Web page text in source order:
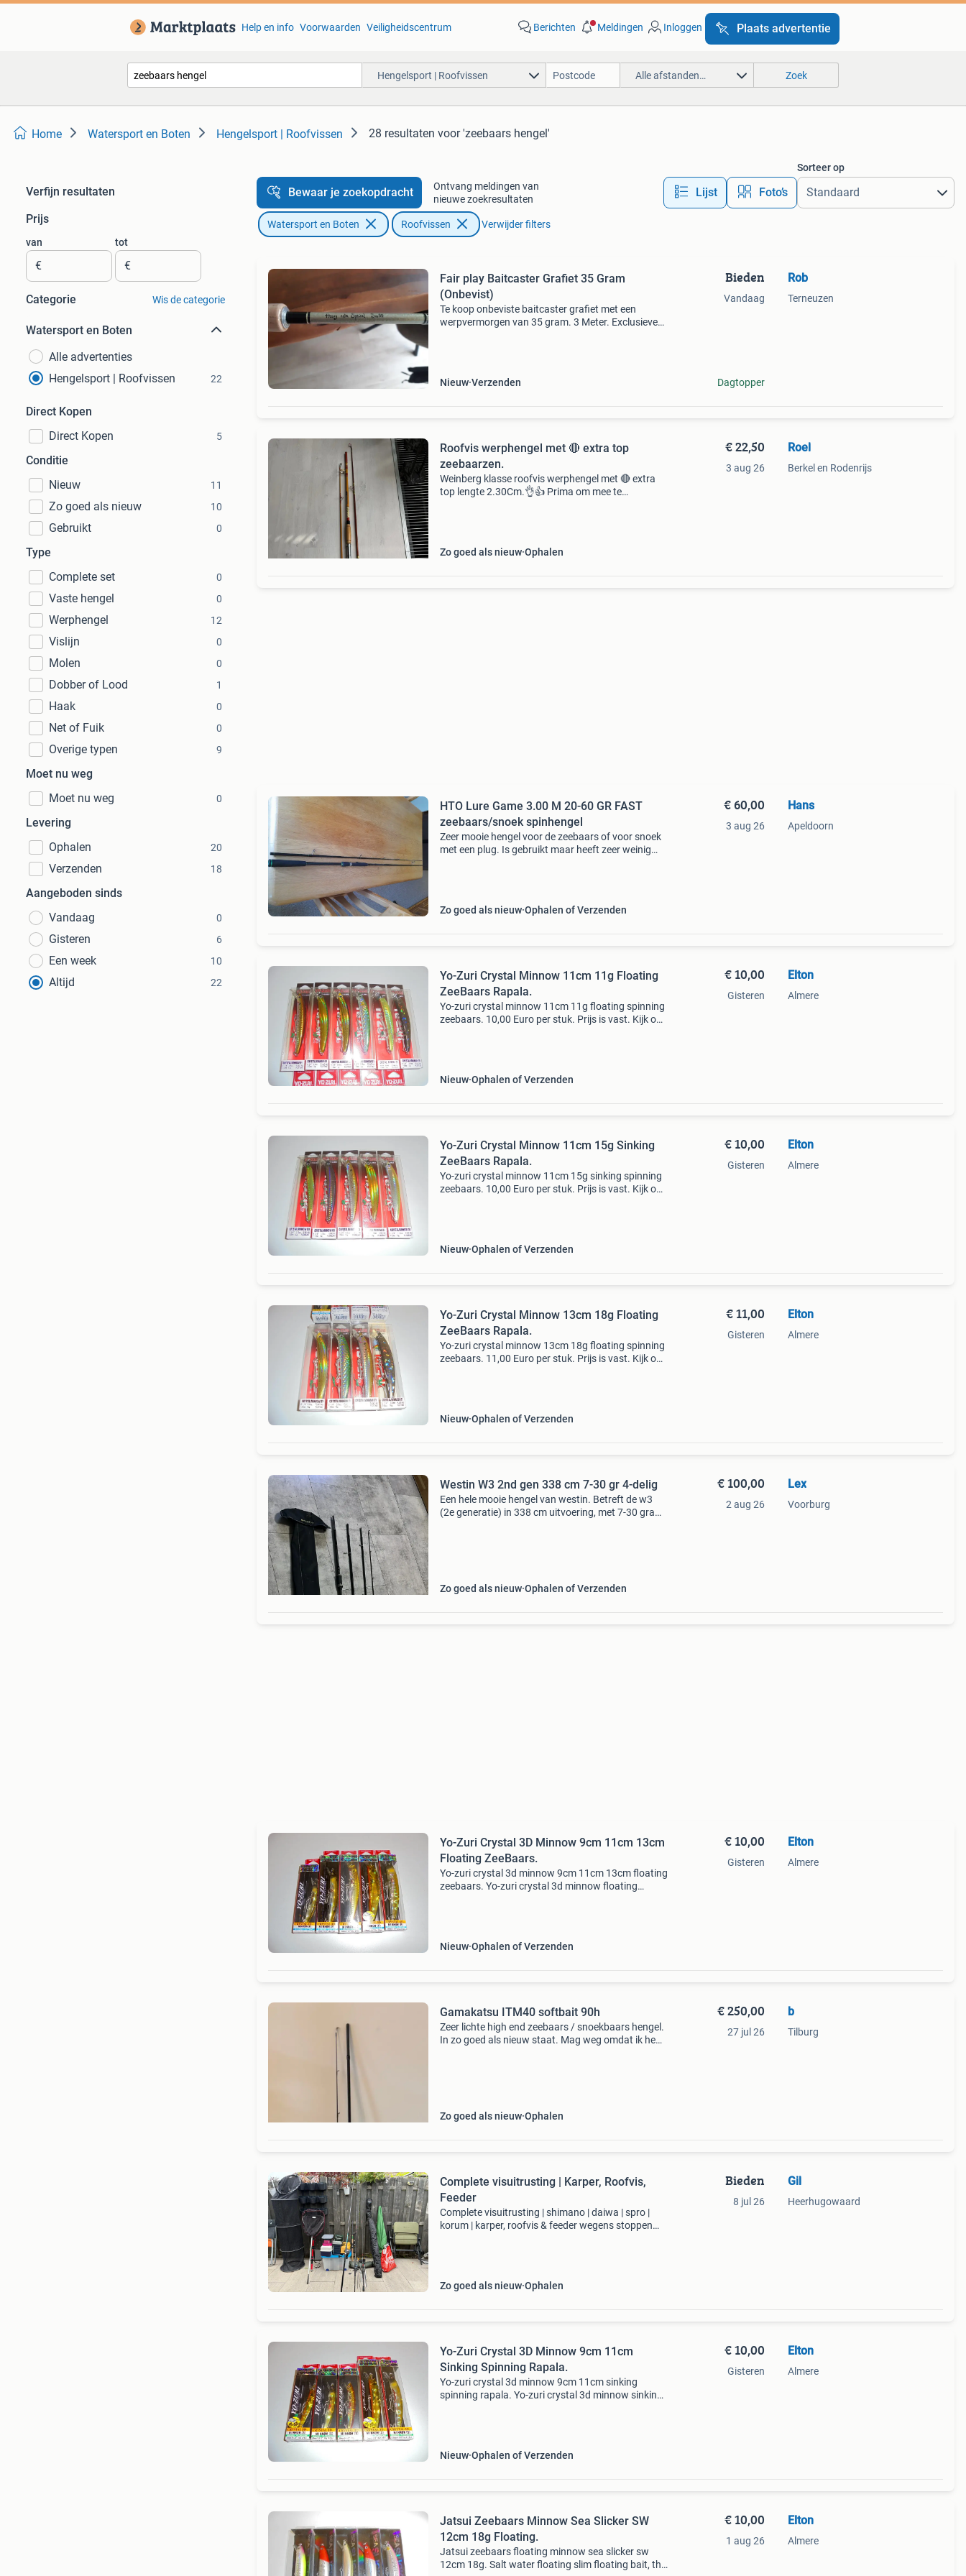
Help en info Voorwaarden Veiligheidscentrum Berichten Meldingen Inloggen Plaats advertentie
Hengelsport | Roofvissen Alle afstanden… Zoek
Home Watersport en Boten Hengelsport | Roofvissen 28 resultaten voor 'zeebaars hengel'
Verfijn resultaten
Prijs
van
€
tot
€
Categorie Wis de categorie
Watersport en Boten
Alle advertenties
Hengelsport | Roofvissen
22
Direct Kopen
Direct Kopen
5
Conditie
Nieuw
11
Zo goed als nieuw 10
Gebruikt 0
Type
Complete set
0
Vaste hengel 0
Werphengel 12
Vislijn 0
Molen 0
Dobber of Lood 1
Haak 0
Net of Fuik 0
Overige typen 9
Moet nu weg
Moet nu weg
0
Levering
Ophalen
20
Verzenden 18
Aangeboden sinds
Vandaag
0
Gisteren 6
Een week 10
Altijd 22
Bewaar je zoekopdracht
Ontvang meldingen van
nieuwe zoekresultaten
Lijst Foto’s
Sorteer op
Watersport en Boten Roofvissen Verwijder filters
Fair play Baitcaster Grafiet 35 Gram
(Onbevist)
Te koop onbeviste baitcaster grafiet met een
werpvermorgen van 35 gram. 3 Meter. Exclusieve
Nieuw Verzenden
Bieden
Vandaag
Dagtopper
Rob
Terneuzen
Roofvis werphengel met 🔴 extra top
zeebaarzen.
Weinberg klasse roofvis werphengel met 🔴 extra
top lengte 2.30Cm.👌👍 Prima om mee te
Zo goed als nieuw Ophalen
€ 22,50
3 aug 26
Roel
Berkel en Rodenrijs
HTO Lure Game 3.00 M 20-60 GR FAST
zeebaars/snoek spinhengel
Zeer mooie hengel voor de zeebaars of voor snoek
met een plug. Is gebruikt maar heeft zeer weinig
Zo goed als nieuw Ophalen of Verzenden
€ 60,00
3 aug 26
Hans
Apeldoorn
Yo-Zuri Crystal Minnow 11cm 11g Floating
ZeeBaars Rapala.
Yo-zuri crystal minnow 11cm 11g floating spinning
zeebaars. 10,00 Euro per stuk. Prijs is vast. Kijk ook
Nieuw Ophalen of Verzenden
€ 10,00
Gisteren
Elton
Almere
Yo-Zuri Crystal Minnow 11cm 15g Sinking
ZeeBaars Rapala.
Yo-zuri crystal minnow 11cm 15g sinking spinning
zeebaars. 10,00 Euro per stuk. Prijs is vast. Kijk ook
Nieuw Ophalen of Verzenden
€ 10,00
Gisteren
Elton
Almere
Yo-Zuri Crystal Minnow 13cm 18g Floating
ZeeBaars Rapala.
Yo-zuri crystal minnow 13cm 18g floating spinning
zeebaars. 11,00 Euro per stuk. Prijs is vast. Kijk ook
Nieuw Ophalen of Verzenden
€ 11,00
Gisteren
Elton
Almere
Westin W3 2nd gen 338 cm 7-30 gr 4-delig
Een hele mooie hengel van westin. Betreft de w3
(2e generatie) in 338 cm uitvoering, met 7-30 gram
Zo goed als nieuw Ophalen of Verzenden
€ 100,00
2 aug 26
Lex
Voorburg
Yo-Zuri Crystal 3D Minnow 9cm 11cm 13cm
Floating ZeeBaars.
Yo-zuri crystal 3d minnow 9cm 11cm 13cm floating
zeebaars. Yo-zuri crystal 3d minnow floating
Nieuw Ophalen of Verzenden
€ 10,00
Gisteren
Elton
Almere
Gamakatsu ITM40 softbait 90h
Zeer lichte high end zeebaars / snoekbaars hengel.
In zo goed als nieuw staat. Mag weg omdat ik hem
Zo goed als nieuw Ophalen
€ 250,00
27 jul 26
b
Tilburg
Complete visuitrusting | Karper, Roofvis,
Feeder
Complete visuitrusting | shimano | daiwa | spro |
korum | karper, roofvis & feeder wegens stoppen
Zo goed als nieuw Ophalen
Bieden
8 jul 26
Gil
Heerhugowaard
Yo-Zuri Crystal 3D Minnow 9cm 11cm
Sinking Spinning Rapala.
Yo-zuri crystal 3d minnow 9cm 11cm sinking
spinning rapala. Yo-zuri crystal 3d minnow sinking
Nieuw Ophalen of Verzenden
€ 10,00
Gisteren
Elton
Almere
Jatsui Zeebaars Minnow Sea Slicker SW
12cm 18g Floating.
Jatsui zeebaars floating minnow sea slicker sw
12cm 18g. Salt water floating slim floating bait, the
€ 10,00
1 aug 26
Elton
Almere